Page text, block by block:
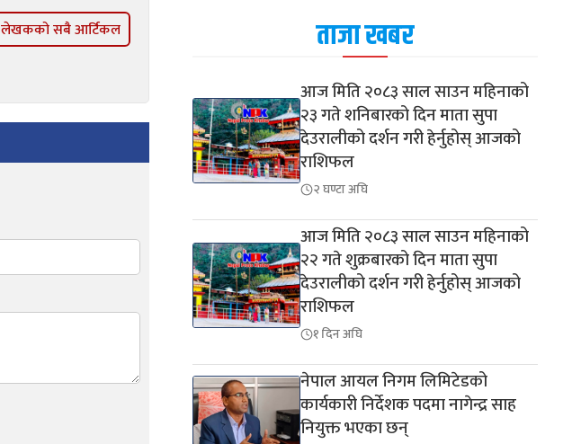
लेखकको सबै आर्टिकल ताजा खबर
आज मिति २०८३ साल साउन महिनाको
२३ गते शनिबारको दिन माता सुपा
देउरालीको दर्शन गरी हेर्नुहोस् आजको
राशिफल
२ घण्टा अघि
आज मिति २०८३ साल साउन महिनाको
२२ गते शुक्रबारको दिन माता सुपा
देउरालीको दर्शन गरी हेर्नुहोस् आजको
राशिफल
१ दिन अघि
नेपाल आयल निगम लिमिटेडको
कार्यकारी निर्देशक पदमा नागेन्द्र साह
नियुक्त भएका छन्